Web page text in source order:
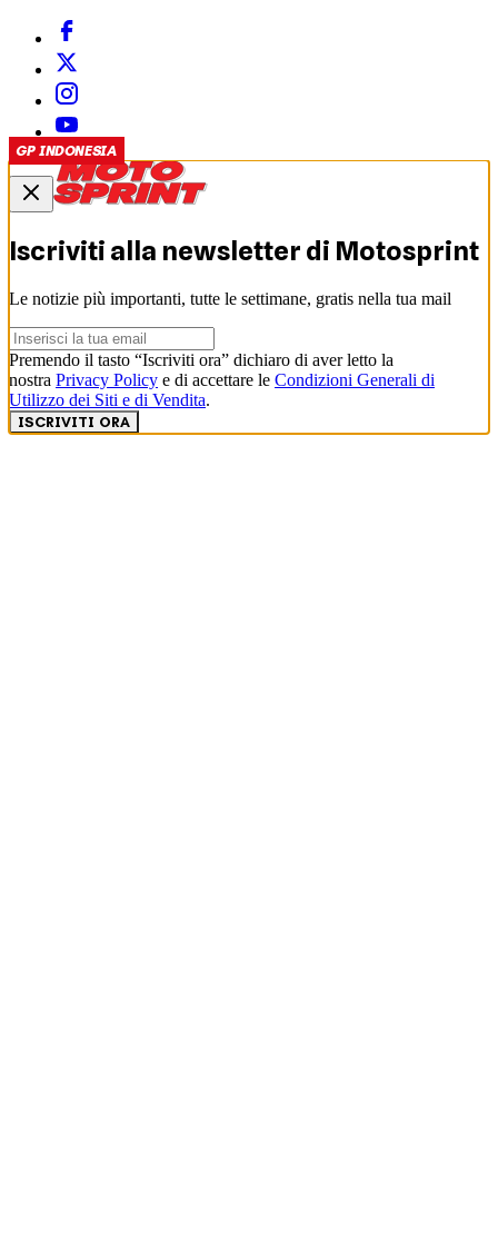
GP INDONESIA
Iscriviti alla newsletter di Motosprint
Le notizie più importanti, tutte le settimane, gratis nella tua mail
Premendo il tasto “Iscriviti ora” dichiaro di aver letto la
nostra Privacy Policy e di accettare le Condizioni Generali di
Utilizzo dei Siti e di Vendita.
ISCRIVITI ORA